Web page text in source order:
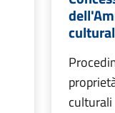
culturali